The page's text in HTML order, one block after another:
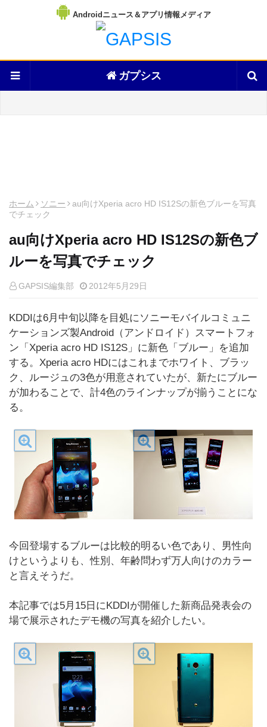
Androidニュース＆アプリ情報メディア
ガプシス
ホーム ソニー
au向けXperia acro HD IS12Sの新色ブルーを写真
でチェック
au向けXperia acro HD IS12Sの新色ブ
ルーを写真でチェック
GAPSIS編集部 2012年5月29日
KDDIは6月中旬以降を目処にソニーモバイルコミュニ
ケーションズ製Android（アンドロイド）スマートフォ
ン「Xperia acro HD IS12S」に新色「ブルー」を追加
する。Xperia acro HDにはこれまでホワイト、ブラッ
ク、ルージュの3色が用意されていたが、新たにブルー
が加わることで、計4色のラインナップが揃うことにな
る。
今回登場するブルーは比較的明るい色であり、男性向
けというよりも、性別、年齢問わず万人向けのカラー
と言えそうだ。
本記事では5月15日にKDDIが開催した新商品発表会の
場で展示されたデモ機の写真を紹介したい。